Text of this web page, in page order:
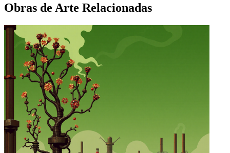
Obras de Arte Relacionadas